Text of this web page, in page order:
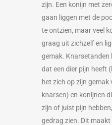
zijn. Een konijn met
gaan liggen met de
te ontzien, maar veel
graag uit zichzelf en
gemak. Knarsetanden
dat een dier pijn heeft
het zich op zijn
knarsen) en konijnen
zijn of juist pijn
gedrag zien. Dit